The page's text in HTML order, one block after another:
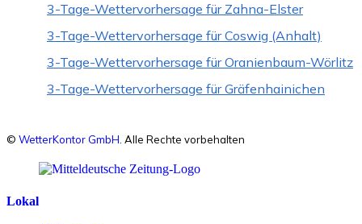
3-Tage-Wettervorhersage für Zahna-Elster
3-Tage-Wettervorhersage für Coswig (Anhalt)
3-Tage-Wettervorhersage für Oranienbaum-Wörlitz
3-Tage-Wettervorhersage für Gräfenhainichen
© WetterKontor GmbH. Alle Rechte vorbehalten
Lokal